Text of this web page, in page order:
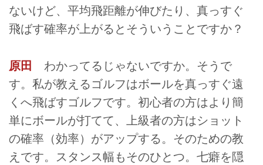
ないけど、平均飛距離が伸びたり、真っすぐ
飛ばす確率が上がるとそういうことですか？
原田
わかってるじゃないですか。そうで
す。私が教えるゴルフはボールを真っすぐ遠
くへ飛ばすゴルフです。初心者の方はより簡
単にボールが打てて、上級者の方はショット
の確率（効率）がアップする。そのための教
えです。スタンス幅もそのひとつ。七癖を隠